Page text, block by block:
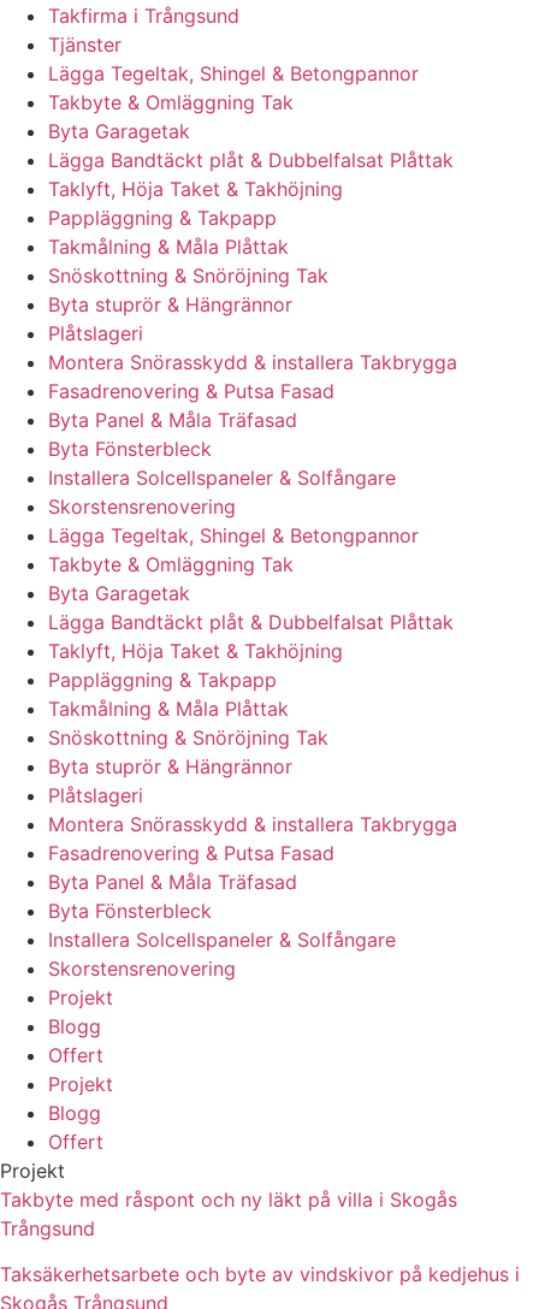
Takfirma i Trångsund
Tjänster
Lägga Tegeltak, Shingel & Betongpannor
Takbyte & Omläggning Tak
Byta Garagetak
Lägga Bandtäckt plåt & Dubbelfalsat Plåttak
Taklyft, Höja Taket & Takhöjning
Pappläggning & Takpapp
Takmålning & Måla Plåttak
Snöskottning & Snöröjning Tak
Byta stuprör & Hängrännor
Plåtslageri
Montera Snörasskydd & installera Takbrygga
Fasadrenovering & Putsa Fasad
Byta Panel & Måla Träfasad
Byta Fönsterbleck
Installera Solcellspaneler & Solfångare
Skorstensrenovering
Lägga Tegeltak, Shingel & Betongpannor
Takbyte & Omläggning Tak
Byta Garagetak
Lägga Bandtäckt plåt & Dubbelfalsat Plåttak
Taklyft, Höja Taket & Takhöjning
Pappläggning & Takpapp
Takmålning & Måla Plåttak
Snöskottning & Snöröjning Tak
Byta stuprör & Hängrännor
Plåtslageri
Montera Snörasskydd & installera Takbrygga
Fasadrenovering & Putsa Fasad
Byta Panel & Måla Träfasad
Byta Fönsterbleck
Installera Solcellspaneler & Solfångare
Skorstensrenovering
Projekt
Blogg
Offert
Projekt
Blogg
Offert
Projekt
Takbyte med råspont och ny läkt på villa i Skogås
Trångsund
Taksäkerhetsarbete och byte av vindskivor på kedjehus i
Skogås Trångsund